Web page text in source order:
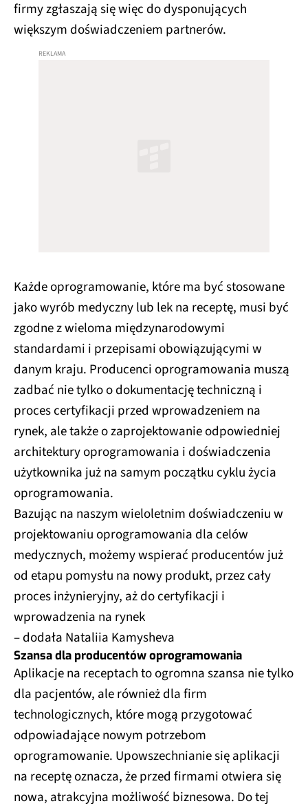
firmy zgłaszają się więc do dysponujących
większym doświadczeniem partnerów.
Każde oprogramowanie, które ma być stosowane
jako wyrób medyczny lub lek na receptę, musi być
zgodne z wieloma międzynarodowymi
standardami i przepisami obowiązującymi w
danym kraju. Producenci oprogramowania muszą
zadbać nie tylko o dokumentację techniczną i
proces certyfikacji przed wprowadzeniem na
rynek, ale także o zaprojektowanie odpowiedniej
architektury oprogramowania i doświadczenia
użytkownika już na samym początku cyklu życia
oprogramowania.
Bazując na naszym wieloletnim doświadczeniu w
projektowaniu oprogramowania dla celów
medycznych, możemy wspierać producentów już
od etapu pomysłu na nowy produkt, przez cały
proces inżynieryjny, aż do certyfikacji i
wprowadzenia na rynek
– dodała Nataliia Kamysheva
Szansa dla producentów oprogramowania
Aplikacje na receptach to ogromna szansa nie tylko
dla pacjentów, ale również dla firm
technologicznych, które mogą przygotować
odpowiadające nowym potrzebom
oprogramowanie. Upowszechnianie się aplikacji
na receptę oznacza, że przed firmami otwiera się
nowa, atrakcyjna możliwość biznesowa. Do tej